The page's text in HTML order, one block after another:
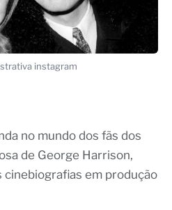
instagram
no mundo dos fãs dos
de George Harrison,
em produção